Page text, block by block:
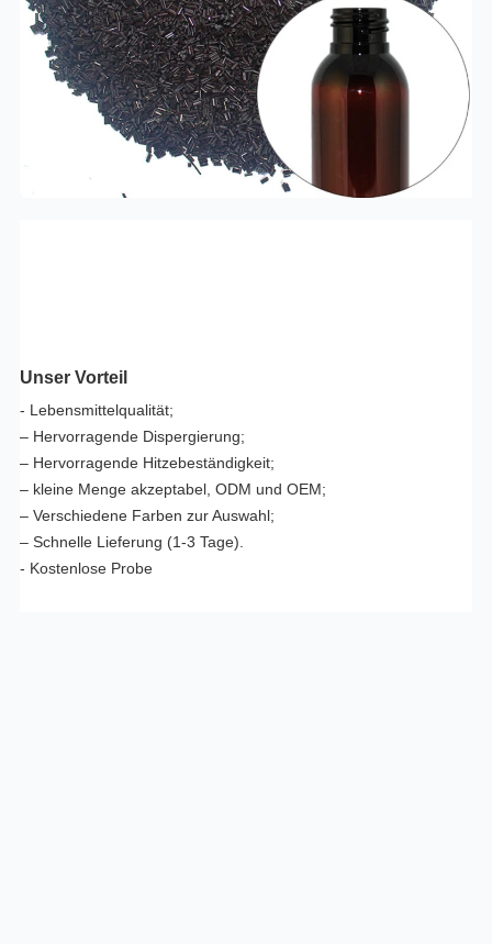
Unser Vorteil
- Lebensmittelqualität;
– Hervorragende Dispergierung;
– Hervorragende Hitzebeständigkeit;
– kleine Menge akzeptabel, ODM und OEM;
– Verschiedene Farben zur Auswahl;
– Schnelle Lieferung (1-3 Tage).
- Kostenlose Probe